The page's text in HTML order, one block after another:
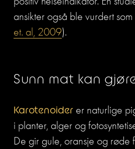
ansikter også ble vurdert
et. al, 2009).
Sunn mat kan
Karotenoider er naturlige
i planter, alger og
De gir gule, oransje og røde